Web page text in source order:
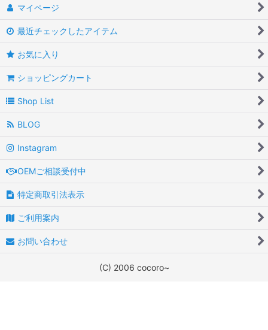
マイページ
最近チェックしたアイテム
お気に入り
ショッピングカート
Shop List
BLOG
Instagram
OEMご相談受付中
特定商取引法表示
ご利用案内
お問い合わせ
(C) 2006 cocoro~